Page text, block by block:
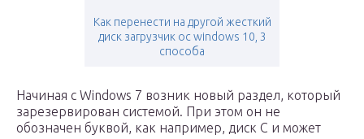
Как перенести на другой жесткий
диск загрузчик ос windows 10, 3
способа
Начиная с Windows 7 возник новый раздел, который
зарезервирован системой. При этом он не
обозначен буквой, как например, диск С и может